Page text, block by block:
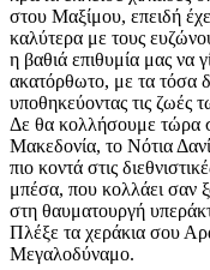
στου Μαξίμου, επειδή
καλύτερα με τους
η βαθιά επιθυμία μας να
ακατόρθωτο, με τα τόσα
υποθηκεύοντας τις ζωές
Δε θα κολλήσουμε τώρα
Μακεδονία, το Νότια
πιο κοντά στις
μπέσα, που κολλάει σαν
στη θαυματουργή
Πλέξε τα χεράκια σου
Μεγαλοδύναμο.